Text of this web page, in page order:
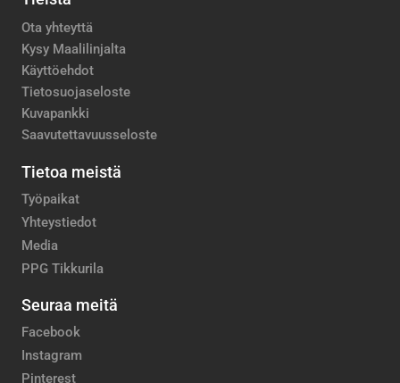
Ota yhteyttä
Kysy Maalilinjalta
Käyttöehdot
Tietosuojaseloste
Kuvapankki
Saavutettavuusseloste
Tietoa meistä
Työpaikat
Yhteystiedot
Media
PPG Tikkurila
Seuraa meitä
Facebook
Instagram
Pinterest